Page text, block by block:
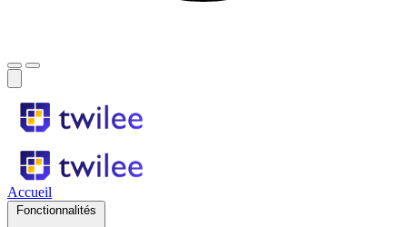
Accueil
Fonctionnalités